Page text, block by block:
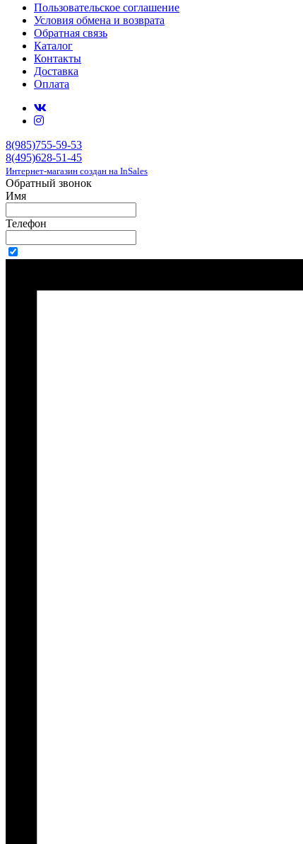
Пользовательское соглашение
Условия обмена и возврата
Обратная связь
Каталог
Контакты
Доставка
Оплата
8(985)755-59-53
8(495)628-51-45
Интернет-магазин создан на InSales
Обратный звонок
Имя
Телефон